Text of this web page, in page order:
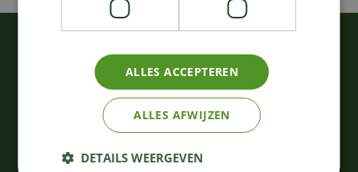
ALLES ACCEPTEREN
ALLES AFWIJZEN
DETAILS WEERGEVEN